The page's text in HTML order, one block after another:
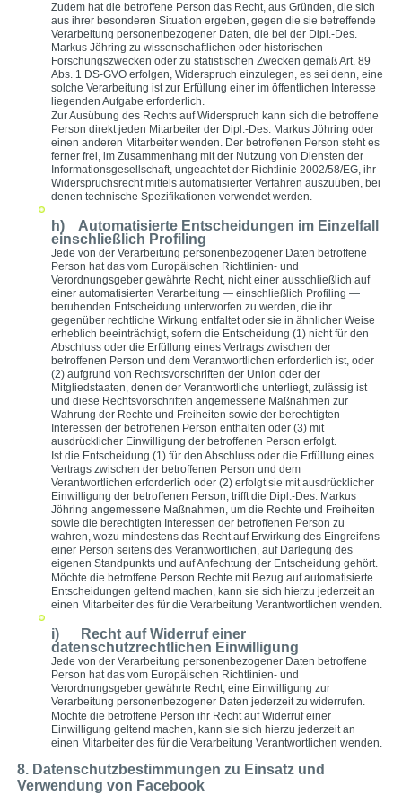
Zudem hat die betroffene Person das Recht, aus Gründen, die sich
aus ihrer besonderen Situation ergeben, gegen die sie betreffende
Verarbeitung personenbezogener Daten, die bei der Dipl.-Des.
Markus Jöhring zu wissenschaftlichen oder historischen
Forschungszwecken oder zu statistischen Zwecken gemäß Art. 89
Abs. 1 DS-GVO erfolgen, Widerspruch einzulegen, es sei denn, eine
solche Verarbeitung ist zur Erfüllung einer im öffentlichen Interesse
liegenden Aufgabe erforderlich.
Zur Ausübung des Rechts auf Widerspruch kann sich die betroffene
Person direkt jeden Mitarbeiter der Dipl.-Des. Markus Jöhring oder
einen anderen Mitarbeiter wenden. Der betroffenen Person steht es
ferner frei, im Zusammenhang mit der Nutzung von Diensten der
Informationsgesellschaft, ungeachtet der Richtlinie 2002/58/EG, ihr
Widerspruchsrecht mittels automatisierter Verfahren auszuüben, bei
denen technische Spezifikationen verwendet werden.
h) Automatisierte Entscheidungen im Einzelfall
einschließlich Profiling
Jede von der Verarbeitung personenbezogener Daten betroffene
Person hat das vom Europäischen Richtlinien- und
Verordnungsgeber gewährte Recht, nicht einer ausschließlich auf
einer automatisierten Verarbeitung — einschließlich Profiling —
beruhenden Entscheidung unterworfen zu werden, die ihr
gegenüber rechtliche Wirkung entfaltet oder sie in ähnlicher Weise
erheblich beeinträchtigt, sofern die Entscheidung (1) nicht für den
Abschluss oder die Erfüllung eines Vertrags zwischen der
betroffenen Person und dem Verantwortlichen erforderlich ist, oder
(2) aufgrund von Rechtsvorschriften der Union oder der
Mitgliedstaaten, denen der Verantwortliche unterliegt, zulässig ist
und diese Rechtsvorschriften angemessene Maßnahmen zur
Wahrung der Rechte und Freiheiten sowie der berechtigten
Interessen der betroffenen Person enthalten oder (3) mit
ausdrücklicher Einwilligung der betroffenen Person erfolgt.
Ist die Entscheidung (1) für den Abschluss oder die Erfüllung eines
Vertrags zwischen der betroffenen Person und dem
Verantwortlichen erforderlich oder (2) erfolgt sie mit ausdrücklicher
Einwilligung der betroffenen Person, trifft die Dipl.-Des. Markus
Jöhring angemessene Maßnahmen, um die Rechte und Freiheiten
sowie die berechtigten Interessen der betroffenen Person zu
wahren, wozu mindestens das Recht auf Erwirkung des Eingreifens
einer Person seitens des Verantwortlichen, auf Darlegung des
eigenen Standpunkts und auf Anfechtung der Entscheidung gehört.
Möchte die betroffene Person Rechte mit Bezug auf automatisierte
Entscheidungen geltend machen, kann sie sich hierzu jederzeit an
einen Mitarbeiter des für die Verarbeitung Verantwortlichen wenden.
i) Recht auf Widerruf einer
datenschutzrechtlichen Einwilligung
Jede von der Verarbeitung personenbezogener Daten betroffene
Person hat das vom Europäischen Richtlinien- und
Verordnungsgeber gewährte Recht, eine Einwilligung zur
Verarbeitung personenbezogener Daten jederzeit zu widerrufen.
Möchte die betroffene Person ihr Recht auf Widerruf einer
Einwilligung geltend machen, kann sie sich hierzu jederzeit an
einen Mitarbeiter des für die Verarbeitung Verantwortlichen wenden.
8. Datenschutzbestimmungen zu Einsatz und
Verwendung von Facebook